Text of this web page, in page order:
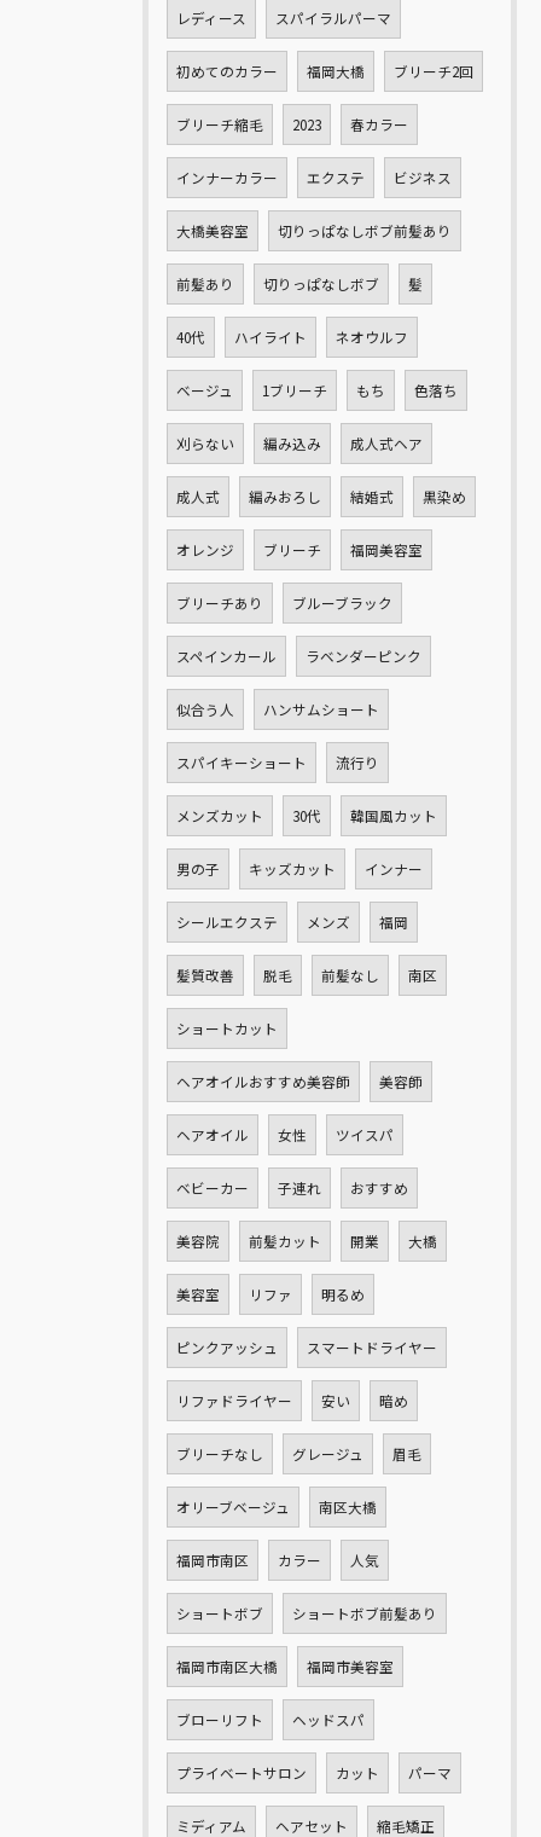
レディース スパイラルパーマ
初めてのカラー 福岡大橋 ブリーチ2回
ブリーチ縮毛 2023 春カラー
インナーカラー エクステ ビジネス
大橋美容室 切りっぱなしボブ前髪あり
前髪あり 切りっぱなしボブ 髪
40代 ハイライト ネオウルフ
ベージュ 1ブリーチ もち 色落ち
刈らない 編み込み 成人式ヘア
成人式 編みおろし 結婚式 黒染め
オレンジ ブリーチ 福岡美容室
ブリーチあり ブルーブラック
スペインカール ラベンダーピンク
似合う人 ハンサムショート
スパイキーショート 流行り
メンズカット 30代 韓国風カット
男の子 キッズカット インナー
シールエクステ メンズ 福岡
髪質改善 脱毛 前髪なし 南区
ショートカット
ヘアオイルおすすめ美容師 美容師
ヘアオイル 女性 ツイスパ
ベビーカー 子連れ おすすめ
美容院 前髪カット 開業 大橋
美容室 リファ 明るめ
ピンクアッシュ スマートドライヤー
リファドライヤー 安い 暗め
ブリーチなし グレージュ 眉毛
オリーブベージュ 南区大橋
福岡市南区 カラー 人気
ショートボブ ショートボブ前髪あり
福岡市南区大橋 福岡市美容室
ブローリフト ヘッドスパ
プライベートサロン カット パーマ
ミディアム ヘアセット 縮毛矯正